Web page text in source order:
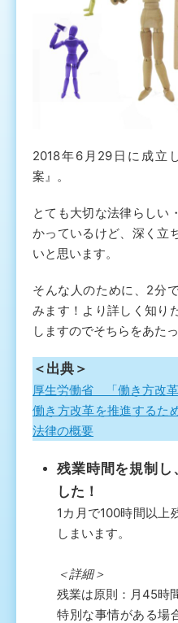
2018年6月29日に成立
案』。
とても大切な法律らしい
かっているけど、深く立
いと思います。
そんな人のために、2分
みます！より詳しく知り
しますのでそちらをあた
＜出典＞
厚生労働省 「働き方改
働き方改革を推進するた
法律の概要
残業時間を規制し
した！
1カ月で100時間以上
しまいます。
＜詳細＞
残業は原則：月45時
特別な事情がある場